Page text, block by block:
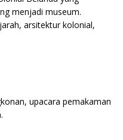
menjadi museum.
arsitektur kolonial,
upacara pemakaman